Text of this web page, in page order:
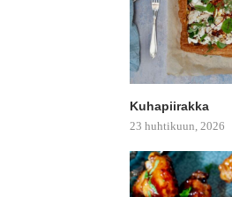
Kuhapiirakka
23 huhtikuun, 2026